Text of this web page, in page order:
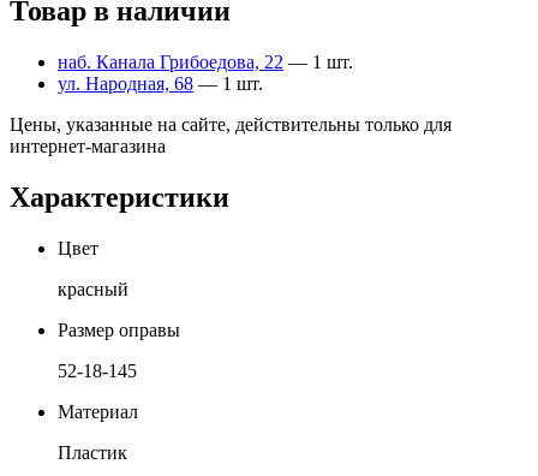
Товар в наличии
наб. Канала Грибоедова, 22 — 1 шт.
ул. Народная, 68 — 1 шт.
Цены, указанные на сайте, действительны только для
интернет-магазина
Характеристики
Цвет
красный
Размер оправы
52-18-145
Материал
Пластик